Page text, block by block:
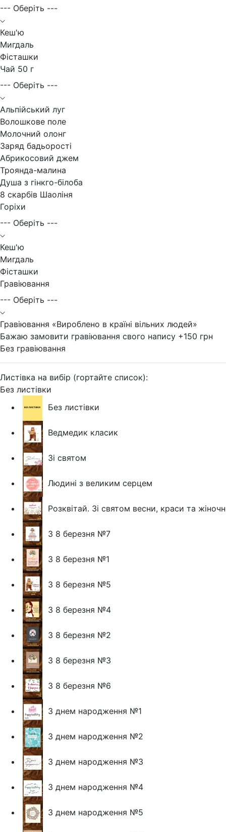
--- Оберіть ---
Кеш'ю
Мигдаль
Фісташки
Чай 50 г
--- Оберіть ---
Альпійський луг
Волошкове поле
Молочний олонг
Заряд бадьорості
Абрикосовий джем
Троянда-малина
Душа з гінкго-білоба
8 скарбів Шаоліня
Горіхи
--- Оберіть ---
Кеш'ю
Мигдаль
Фісташки
Гравіювання
--- Оберіть ---
Гравіювання «Вироблено в країні вільних людей»
Бажаю замовити гравіювання свого напису +150 грн
Без гравіювання
Листівка на вибір (гортайте список):
Без листівки
Без листівки
Ведмедик класик
Зі святом
Людині з великим серцем
Розквітай. Зі святом весни, краси та
З 8 березня №7
З 8 березня №1
З 8 березня №5
З 8 березня №4
З 8 березня №2
З 8 березня №3
З 8 березня №6
З днем народження №1
З днем народження №2
З днем народження №3
З днем народження №4
З днем народження №5